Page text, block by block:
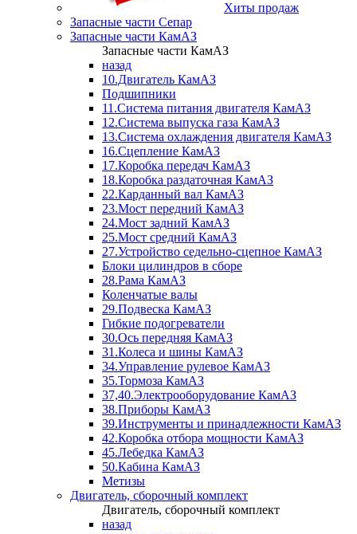
Хиты продаж
Запасные части Сепар
Запасные части КамАЗ
Запасные части КамАЗ
назад
10.Двигатель КамАЗ
Подшипники
11.Система питания двигателя КамАЗ
12.Система выпуска газа КамАЗ
13.Система охлаждения двигателя КамАЗ
16.Сцепление КамАЗ
17.Коробка передач КамАЗ
18.Коробка раздаточная КамАЗ
22.Карданный вал КамАЗ
23.Мост передний КамАЗ
24.Мост задний КамАЗ
25.Мост средний КамАЗ
27.Устройство седельно-сцепное КамАЗ
Блоки цилиндров в сборе
28.Рама КамАЗ
Коленчатые валы
29.Подвеска КамАЗ
Гибкие подогреватели
30.Ось передняя КамАЗ
31.Колеса и шины КамАЗ
34.Управление рулевое КамАЗ
35.Тормоза КамАЗ
37,40.Электрооборудование КамАЗ
38.Приборы КамАЗ
39.Инструменты и принадлежности КамАЗ
42.Коробка отбора мощности КамАЗ
45.Лебедка КамАЗ
50.Кабина КамАЗ
Метизы
Двигатель, сборочный комплект
Двигатель, сборочный комплект
назад